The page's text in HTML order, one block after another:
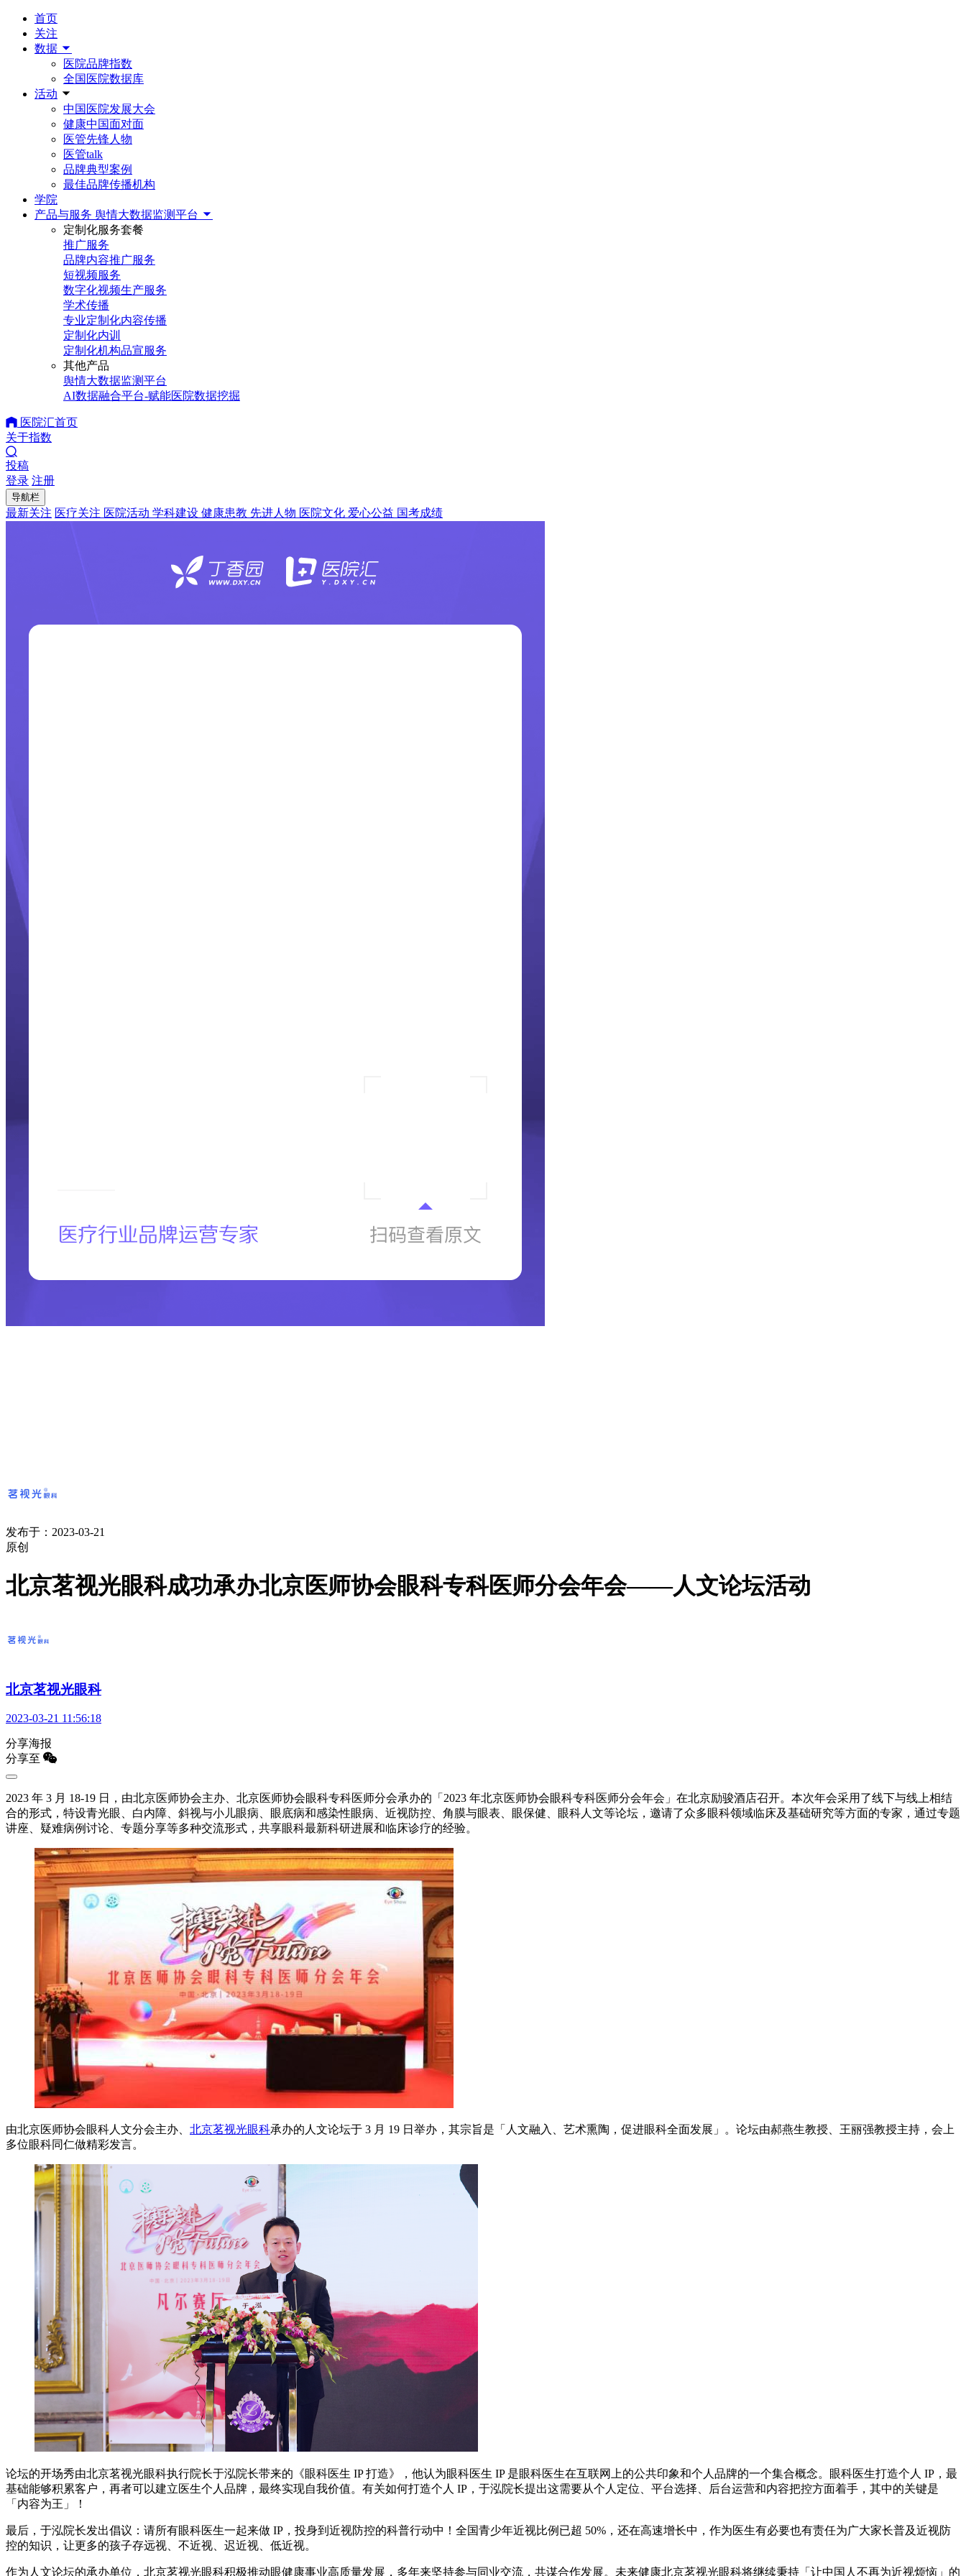
首页
关注
数据
医院品牌指数
全国医院数据库
活动
中国医院发展大会
健康中国面对面
医管先锋人物
医管talk
品牌典型案例
最佳品牌传播机构
学院
产品与服务 舆情大数据监测平台
定制化服务套餐
推广服务
品牌内容推广服务
短视频服务
数字化视频生产服务
学术传播
专业定制化内容传播
定制化内训
定制化机构品宣服务
其他产品
舆情大数据监测平台
AI数据融合平台-赋能医院数据挖掘
医院汇首页
关于指数
投稿
登录 注册
导航栏
最新关注 医疗关注 医院活动 学科建设 健康患教 先进人物 医院文化 爱心公益 国考成绩
发布于：2023-03-21
原创
北京茗视光眼科成功承办北京医师协会眼科专科医师分会年会——人文论坛活动
北京茗视光眼科
2023-03-21 11:56:18
分享海报
分享至
2023 年 3 月 18-19 日，由北京医师协会主办、北京医师协会眼科专科医师分会承办的「2023 年北京医师协会眼科专科医师分会年会」在北京励骏酒店召开。本次年会采用了线下与线上相结
合的形式，特设青光眼、白内障、斜视与小儿眼病、眼底病和感染性眼病、近视防控、角膜与眼表、眼保健、眼科人文等论坛，邀请了众多眼科领域临床及基础研究等方面的专家，通过专题
讲座、疑难病例讨论、专题分享等多种交流形式，共享眼科最新科研进展和临床诊疗的经验。
由北京医师协会眼科人文分会主办、 北京茗视光眼科承办的人文论坛于 3 月 19 日举办，其宗旨是「人文融入、艺术熏陶，促进眼科全面发展」。论坛由郝燕生教授、王丽强教授主持，会上
多位眼科同仁做精彩发言。
论坛的开场秀由北京茗视光眼科执行院长于泓院长带来的《眼科医生 IP 打造》，他认为眼科医生 IP 是眼科医生在互联网上的公共印象和个人品牌的一个集合概念。眼科医生打造个人 IP，最
基础能够积累客户，再者可以建立医生个人品牌，最终实现自我价值。有关如何打造个人 IP，于泓院长提出这需要从个人定位、平台选择、后台运营和内容把控方面着手，其中的关键是
「内容为王」！
最后，于泓院长发出倡议：请所有眼科医生一起来做 IP，投身到近视防控的科普行动中！全国青少年近视比例已超 50%，还在高速增长中，作为医生有必要也有责任为广大家长普及近视防
控的知识，让更多的孩子存远视、不近视、迟近视、低近视。
作为人文论坛的承办单位，北京茗视光眼科积极推动眼健康事业高质量发展，多年来坚持参与同业交流，共谋合作发展。未来健康北京茗视光眼科将继续秉持「让中国人不再为近视烦恼」的